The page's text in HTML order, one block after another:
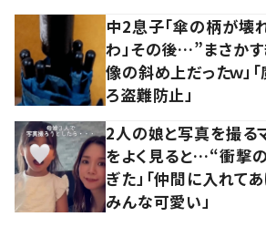
中2息子「傘の柄が壊
わ」その後…”まさか
像の斜め上だったｗ」「
ろ盗難防止」
2人の娘と写真を撮る
をよく見ると…“衝撃
ぎた」「仲間に入れて
みんな可愛い」